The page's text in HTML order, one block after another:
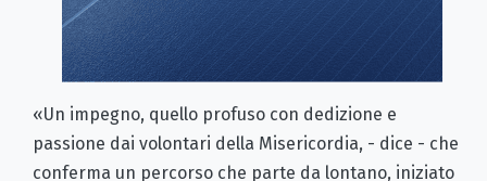
«Un impegno, quello profuso con dedizione e
passione dai volontari della Misericordia, - dice - che
conferma un percorso che parte da lontano, iniziato